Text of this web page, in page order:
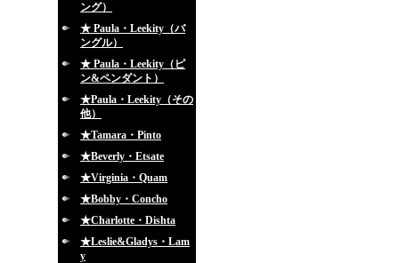
ング）
★ Paula・Leekity（バ
ングル）
★ Paula・Leekity（ピ
ン&ペンダント）
★Paula・Leekity（その
他）
★Tamara・Pinto
★Beverly・Etsate
★Virginia・Quam
★Bobby・Concho
★Charlotte・Dishta
★Leslie&Gladys・Lam
y